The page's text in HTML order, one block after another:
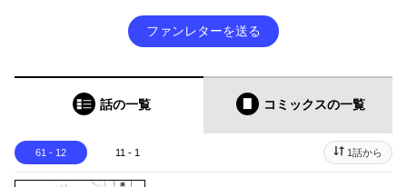
ファンレターを送る
話の一覧 コミックスの一覧
61 - 12 11 - 1 1話から